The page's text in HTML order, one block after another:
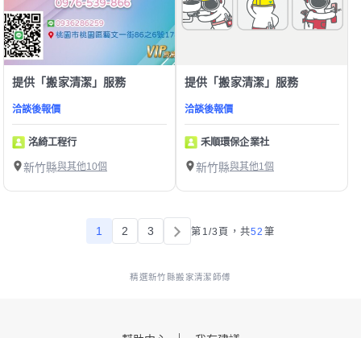
提供「搬家清潔」服務
洽談後報價
洺綺工程行
新竹縣與其他10個
提供「搬家清潔」服務
洽談後報價
禾順環保企業社
新竹縣與其他1個
1 2 3 第1/3頁， 共52 筆
精選新竹縣搬家清潔師傅